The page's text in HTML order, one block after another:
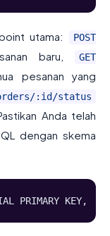
utama:
POST
baru,
GET
pesanan yang
:id/status
Anda telah
dengan skema
KEY,